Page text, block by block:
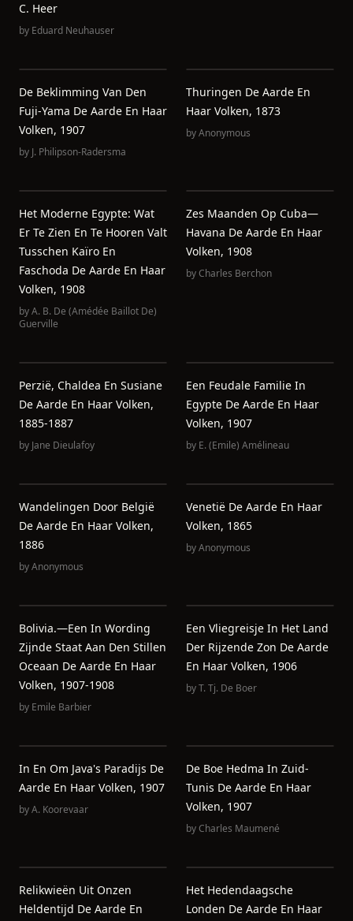
C. Heer
by Eduard Neuhauser
De Beklimming Van Den
Fuji-Yama De Aarde En Haar
Volken, 1907
by J. Philipson-Radersma
Thuringen De Aarde En
Haar Volken, 1873
byAnonymous
Het Moderne Egypte: Wat
Er Te Zien En Te Hooren Valt
Tusschen Kaïro En
Faschoda De Aarde En Haar
Volken, 1908
byA. B. De (Amédée Baillot De)
Guerville
Zes Maanden Op Cuba—
Havana De Aarde En Haar
Volken, 1908
byCharles Berchon
Perzië, Chaldea En Susiane
De Aarde En Haar Volken,
1885-1887
by Jane Dieulafoy
Een Feudale Familie In
Egypte De Aarde En Haar
Volken, 1907
by E. (Emile) Amélineau
Wandelingen Door België
De Aarde En Haar Volken,
1886
byAnonymous
Venetië De Aarde En Haar
Volken, 1865
byAnonymous
Bolivia.—Een In Wording
Zijnde Staat Aan Den Stillen
Oceaan De Aarde En Haar
Volken, 1907-1908
by Emile Barbier
Een Vliegreisje In Het Land
Der Rijzende Zon De Aarde
En Haar Volken, 1906
byT. Tj. De Boer
In En Om Java's Paradijs De
Aarde En Haar Volken, 1907
byA. Koorevaar
De Boe Hedma In Zuid-
Tunis De Aarde En Haar
Volken, 1907
byCharles Maumené
Relikwieën Uit Onzen
Heldentijd De Aarde En
Het Hedendaagsche
Londen De Aarde En Haar